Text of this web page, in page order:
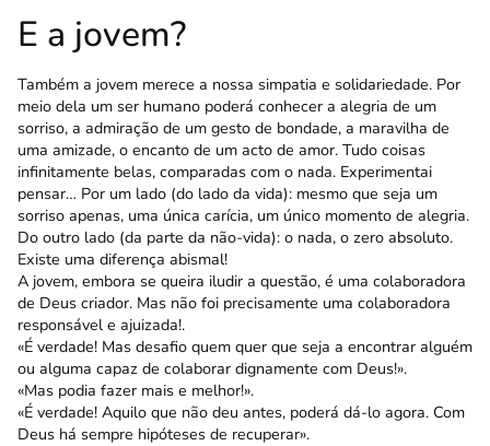
E a jovem?
Também a jovem merece a nossa simpatia e soli­dariedade. Por
meio dela um ser humano poderá conhe­cer a alegria de um
sorriso, a admiração de um gesto de bondade, a maravilha de
uma amizade, o encanto de um acto de amor. Tudo coisas
infinitamente belas, compa­radas com o nada. Experimentai
pensar… Por um lado (do lado da vida): mesmo que seja um
sorriso apenas, uma única carícia, um único momento de alegria.
Do outro lado (da parte da não-vida): o nada, o zero absoluto.
Existe uma diferença abismal!
A jovem, embora se queira iludir a questão, é uma colaboradora
de Deus criador. Mas não foi precisamente uma colaboradora
responsável e ajuizada!.
«É verdade! Mas desafio quem quer que seja a encontrar alguém
ou alguma capaz de colaborar dignamente com Deus!».
«Mas podia fazer mais e melhor!».
«É verdade! Aquilo que não deu antes, poderá dá-lo agora. Com
Deus há sempre hipóteses de recuperar».